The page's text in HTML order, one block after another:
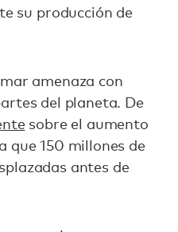
su producción de
amenaza con
del planeta. De
sobre el aumento
que 150 millones de
antes de